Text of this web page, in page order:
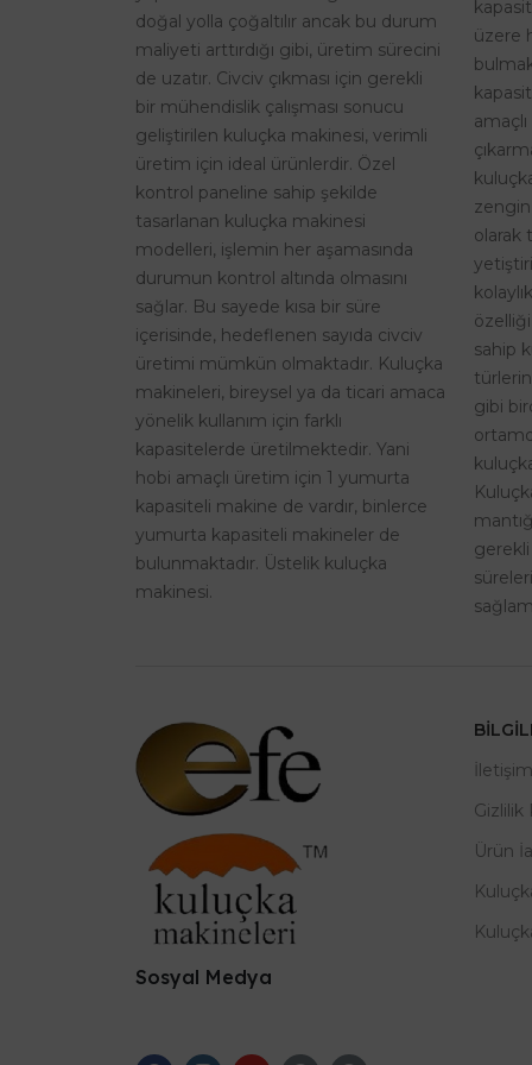
doğal yolla çoğaltılır ancak bu durum
maliyeti arttırdığı gibi, üretim sürecini
de uzatır. Civciv çıkması için gerekli
bir mühendislik çalışması sonucu
geliştirilen kuluçka makinesi, verimli
üretim için ideal ürünlerdir. Özel
kontrol paneline sahip şekilde
tasarlanan kuluçka makinesi
modelleri, işlemin her aşamasında
durumun kontrol altında olmasını
sağlar. Bu sayede kısa bir süre
içerisinde, hedeflenen sayıda civciv
üretimi mümkün olmaktadır. Kuluçka
makineleri, bireysel ya da ticari amaca
yönelik kullanım için farklı
kapasitelerde üretilmektedir. Yani
hobi amaçlı üretim için 1 yumurta
kapasiteli makine de vardır, binlerce
yumurta kapasiteli makineler de
bulunmaktadır. Üstelik kuluçka
makinesi.
üzere
olarak
sahip
gibi
gerekli
Sosyal Medya
İletişim
Gizlilik
Ürün